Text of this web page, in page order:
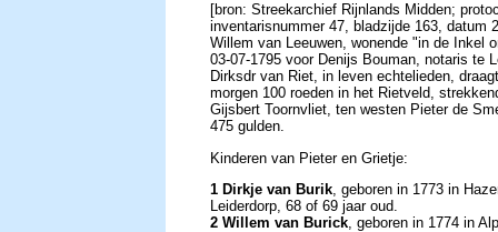
[bron: Streekarchief Rijnlands Midden;
inventarisnummer 47, bladzijde 163, datum
Willem van Leeuwen, wonende "in de Inkel
03-07-1795 voor Denijs Bouman, notaris te
Dirksdr van Riet, in leven echtelieden,
morgen 100 roeden in het Rietveld,
Gijsbert Toornvliet, ten westen Pieter de
475 gulden.
Kinderen van Pieter en Grietje:
1 Dirkje van Burik, geboren in 1773 in
Leiderdorp, 68 of 69 jaar oud.
2 Willem van Burick, geboren in 1774 in